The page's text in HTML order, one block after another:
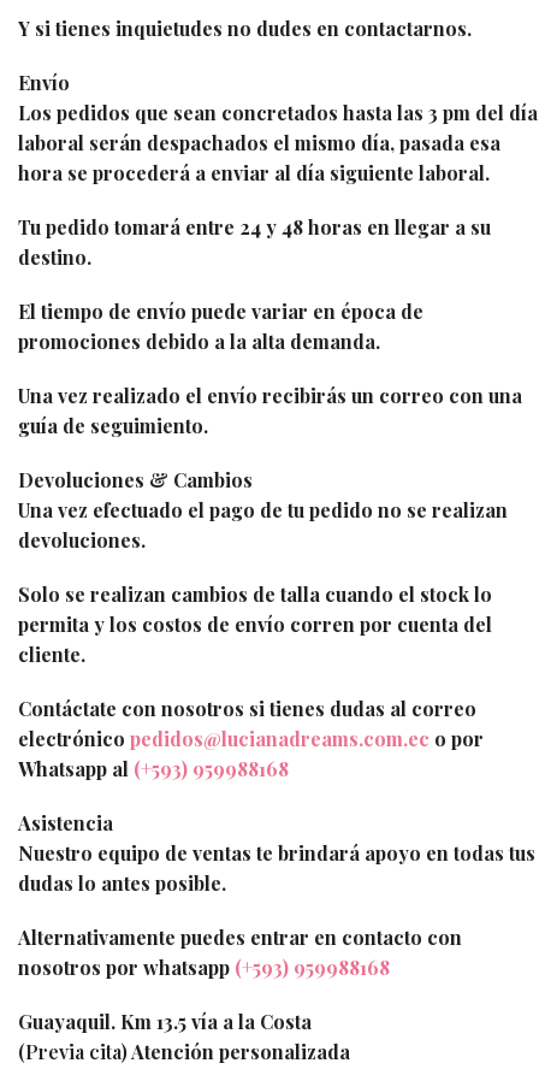
Y si tienes inquietudes no dudes en contactarnos.
Envío
Los pedidos que sean concretados hasta las 3 pm del día
laboral serán despachados el mismo día, pasada esa
hora se procederá a enviar al día siguiente laboral.
Tu pedido tomará entre 24 y 48 horas en llegar a su
destino.
El tiempo de envío puede variar en época de
promociones debido a la alta demanda.
Una vez realizado el envío recibirás un correo con una
guía de seguimiento.
Devoluciones & Cambios
Una vez efectuado el pago de tu pedido no se realizan
devoluciones.
Solo se realizan cambios de talla cuando el stock lo
permita y los costos de envío corren por cuenta del
cliente.
Contáctate con nosotros si tienes dudas al correo
electrónico pedidos@lucianadreams.com.ec o por
Whatsapp al (+593) 959988168
Asistencia
Nuestro equipo de ventas te brindará apoyo en todas tus
dudas lo antes posible.
Alternativamente puedes entrar en contacto con
nosotros por whatsapp (+593) 959988168
Guayaquil. Km 13.5 vía a la Costa
(Previa cita)Atención personalizada